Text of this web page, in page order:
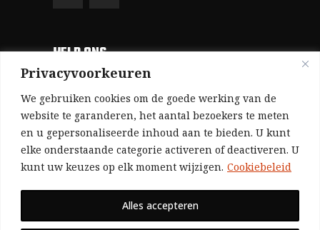
Privacyvoorkeuren
We gebruiken cookies om de goede werking van de
website te garanderen, het aantal bezoekers te meten
en u gepersonaliseerde inhoud aan te bieden. U kunt
elke onderstaande categorie activeren of deactiveren. U
kunt uw keuzes op elk moment wijzigen. Cookiebeleid
Alles accepteren
HELP ONS
Aangezien we volledig zelf gefinancierd zijn
(zonder subsidies, zonder commerciële
advertenties en zonder rijke sponsors), zijn we
voor de publicatie van ons tijdschrift uitsluitend
afhankelijk van de financiële steun van onze